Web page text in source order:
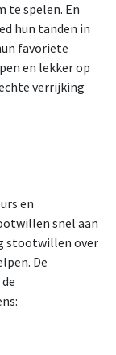
te spelen. En
hun tanden in
favoriete
en lekker op
verrijking
en
snel aan
stootwillen over
De